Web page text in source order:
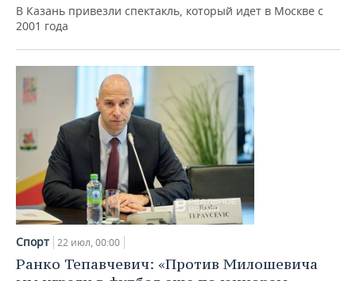
В Казань привезли спектакль, который идет в Москве с
2001 года
Спорт 22 июл, 00:00
Ранко Тепавчевич: «Против Милошевича